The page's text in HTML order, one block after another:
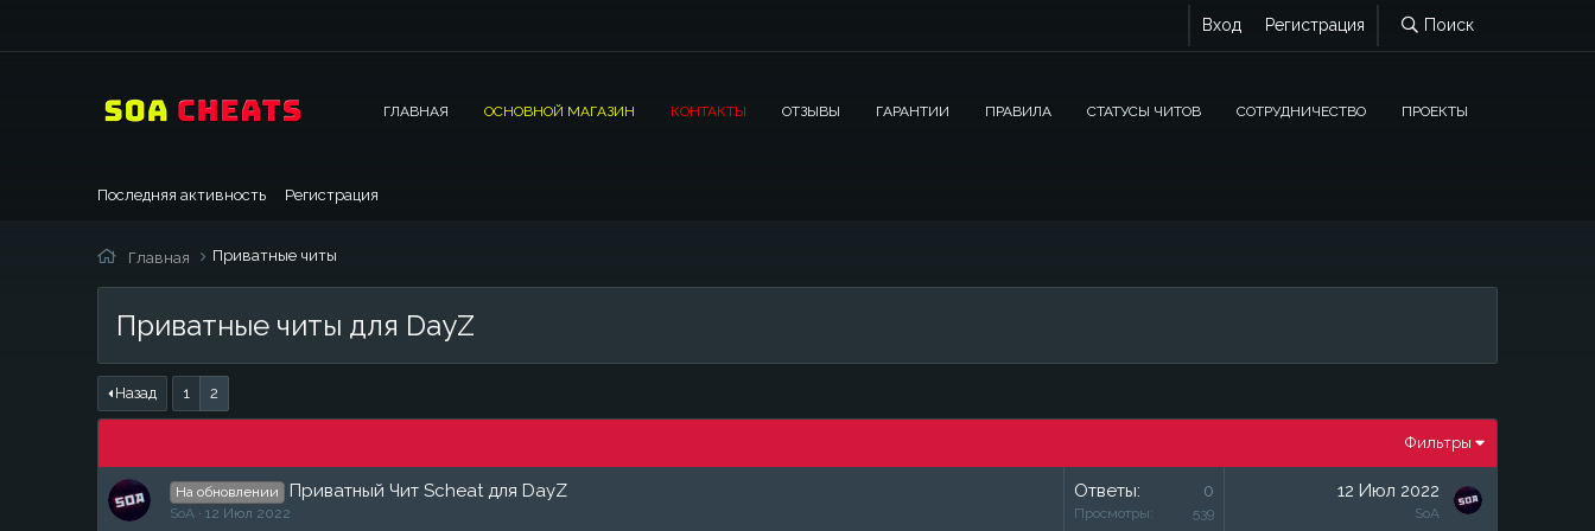
Вход Регистрация Поиск
ГЛАВНАЯ ОСНОВНОЙ МАГАЗИН КОНТАКТЫ ОТЗЫВЫ ГАРАНТИИ ПРАВИЛА СТАТУСЫ ЧИТОВ СОТРУДНИЧЕСТВО ПРОЕКТЫ
Последняя активность Регистрация
Главная Приватные читы
Приватные читы для DayZ
Назад 1 2
Фильтры
На обновлении Приватный Чит Scheat для DayZ
SoA 12 Июл 2022
Ответы 0
Просмотры 539
12 Июл 2022
SoA